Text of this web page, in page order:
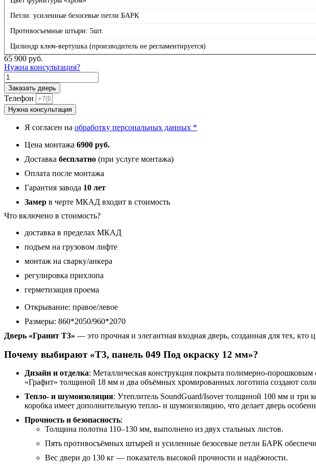
Петли: усиленные безосевые петли БАРК
Противосъемные штыри: 5шт.
Цилиндр ключ-вертушка (производитель не регламентируется)
65 900 руб.
Нужна консультация?
Количество
товара
Т3,
панель
049
окраску
Заказать дверь
Телефон
Нужна консультация
Я согласен на обработку персональных данных *
Цена монтажа 6900 руб.
Доставка бесплатно (при услуге монтажа)
Оплата после монтажа
Гарантия завода 10 лет
Замер в черте МКАД входит в стоимость
Что включено в стоимость?
доставка в пределах МКАД
подъем на грузовом лифте
монтаж на сварку/анкера
регулировка прихлопа
герметизация проема
Открывание: правое/левое
Размеры: 860*2050/960*2070
Дверь «Гранит Т3» — это прочная и элегантная входная дверь, созданная для тех,
Почему выбирают «Т3, панель 049 Под окраску 12 мм»?
Дизайн и отделка: Металлическая конструкция покрыта полимерно-
«Графит» толщиной 18 мм и два объёмных хромированных логотипа создают
Тепло- и шумоизоляция: Утеплитель SoundGuard/Isover толщиной 100 мм и три
коробка имеет дополнительную тепло- и шумоизоляцию, что делает дверь
Прочность и безопасность:
Толщина полотна 110–130 мм, выполнено из двух стальных листов.
Пять противосъёмных штырей и усиленные безосевые петли БАРК
Вес двери до 130 кг — показатель высокой прочности и надёжности.